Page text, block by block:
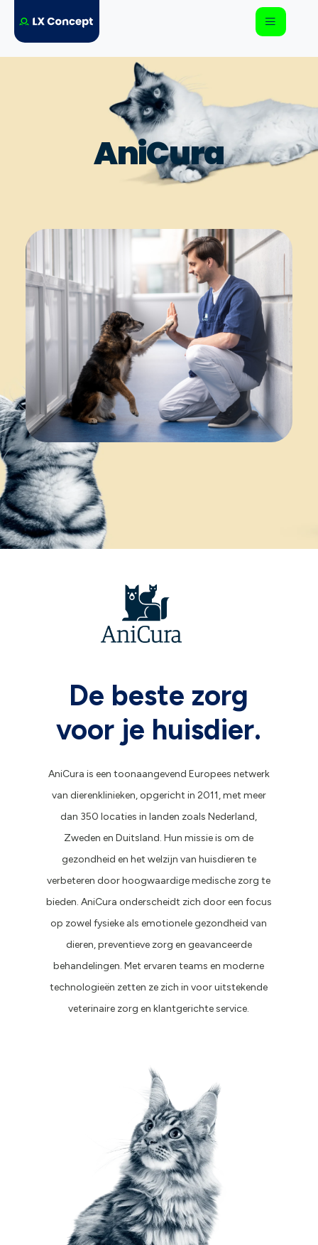
AniCura
De beste zorg
voor je huisdier.
AniCura is een toonaangevend Europees netwerk
van dierenklinieken, opgericht in 2011, met meer
dan 350 locaties in landen zoals Nederland,
Zweden en Duitsland. Hun missie is om de
gezondheid en het welzijn van huisdieren te
verbeteren door hoogwaardige medische zorg te
bieden. AniCura onderscheidt zich door een focus
op zowel fysieke als emotionele gezondheid van
dieren, preventieve zorg en geavanceerde
behandelingen. Met ervaren teams en moderne
technologieën zetten ze zich in voor uitstekende
veterinaire zorg en klantgerichte service.